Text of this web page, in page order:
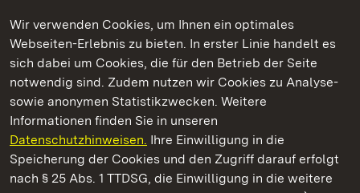
Wir verwenden Cookies, um Ihnen ein optimales
Webseiten-Erlebnis zu bieten. In erster Linie handelt es
sich dabei um Cookies, die für den Betrieb der Seite
notwendig sind. Zudem nutzen wir Cookies zu Analyse-
sowie anonymen Statistikzwecken. Weitere
Informationen finden Sie in unseren
Datenschutzhinweisen. Ihre Einwilligung in die
Speicherung der Cookies und den Zugriff darauf erfolgt
nach § 25 Abs. 1 TTDSG, die Einwilligung in die weitere
Kommen. Staunen. Genießen.
Staatliche Schlösser und Gärten Baden‑Württemberg
Staatliche Schlösser und Gärten Baden-Württemberg